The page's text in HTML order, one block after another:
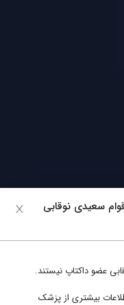
سعیدی نوقابی
عضو داکتاپ نیستند.
بیشتری از پزشک